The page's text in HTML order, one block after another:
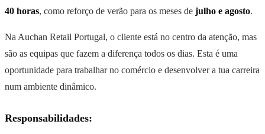
40 horas, como reforço de verão para os meses de julho e agosto.
Na Auchan Retail Portugal, o cliente está no centro da atenção, mas
são as equipas que fazem a diferença todos os dias. Esta é uma
oportunidade para trabalhar no comércio e desenvolver a tua carreira
num ambiente dinâmico.
Responsabilidades: